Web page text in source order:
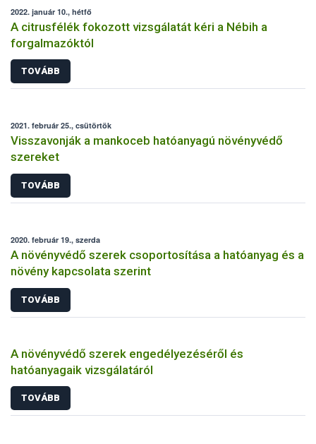
2022. január 10., hétfő
A citrusfélék fokozott vizsgálatát kéri a Nébih a
forgalmazóktól
TOVÁBB
2021. február 25., csütörtök
Visszavonják a mankoceb hatóanyagú növényvédő
szereket
TOVÁBB
2020. február 19., szerda
A növényvédő szerek csoportosítása a hatóanyag és a
növény kapcsolata szerint
TOVÁBB
A növényvédő szerek engedélyezéséről és
hatóanyagaik vizsgálatáról
TOVÁBB